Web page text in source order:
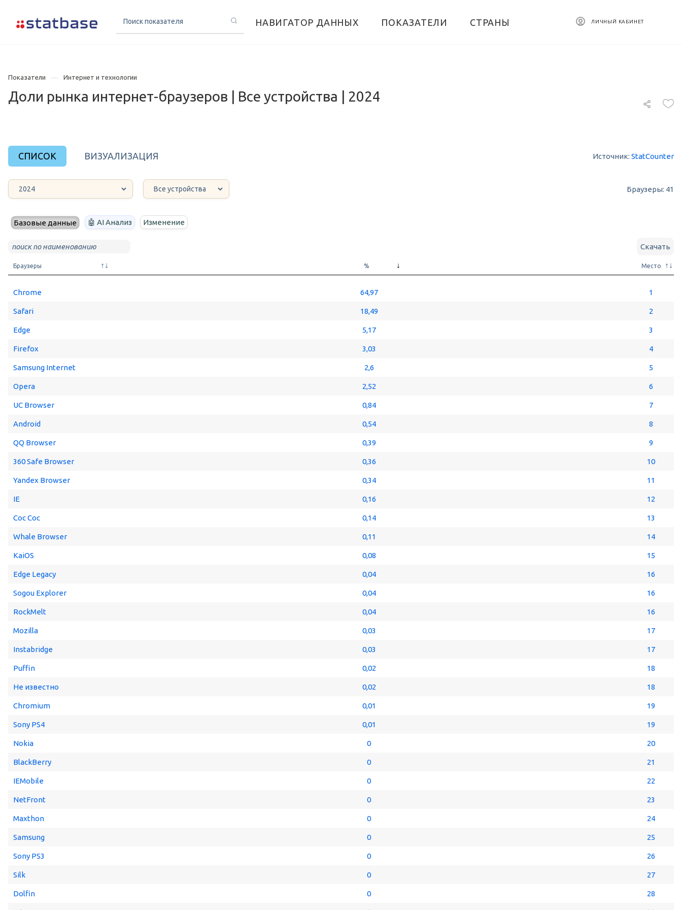
НАВИГАТОР ДАННЫХ ПОКАЗАТЕЛИ СТРАНЫ ЛИЧНЫЙ КАБИНЕТ
Показатели Интернет и технологии
Доли рынка интернет-браузеров | Все устройства | 2024
СПИСОК ВИЗУАЛИЗАЦИЯ Источник: StatCounter
Браузеры: 41
Базовые данные 🤖 AI Анализ Изменение
Скачать
Браузеры % Место
Chrome 64,97 1
Safari 18,49 2
Edge 5,17 3
Firefox 3,03 4
Samsung Internet 2,6 5
Opera 2,52 6
UC Browser 0,84 7
Android 0,54 8
QQ Browser 0,39 9
360 Safe Browser 0,36 10
Yandex Browser 0,34 11
IE 0,16 12
Coc Coc 0,14 13
Whale Browser 0,11 14
KaiOS 0,08 15
Edge Legacy 0,04 16
Sogou Explorer 0,04 16
RockMelt 0,04 16
Mozilla 0,03 17
Instabridge 0,03 17
Puffin 0,02 18
Не известно 0,02 18
Chromium 0,01 19
Sony PS4 0,01 19
Nokia 0 20
BlackBerry 0 21
IEMobile 0 22
NetFront 0 23
Maxthon 0 24
Samsung 0 25
Sony PS3 0 26
Silk 0 27
Dolfin 0 28